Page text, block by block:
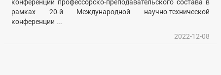
конференции профессорско-преподавательского состава в
рамках 20-й Международной научно-технической
конференции ...
2022-12-08